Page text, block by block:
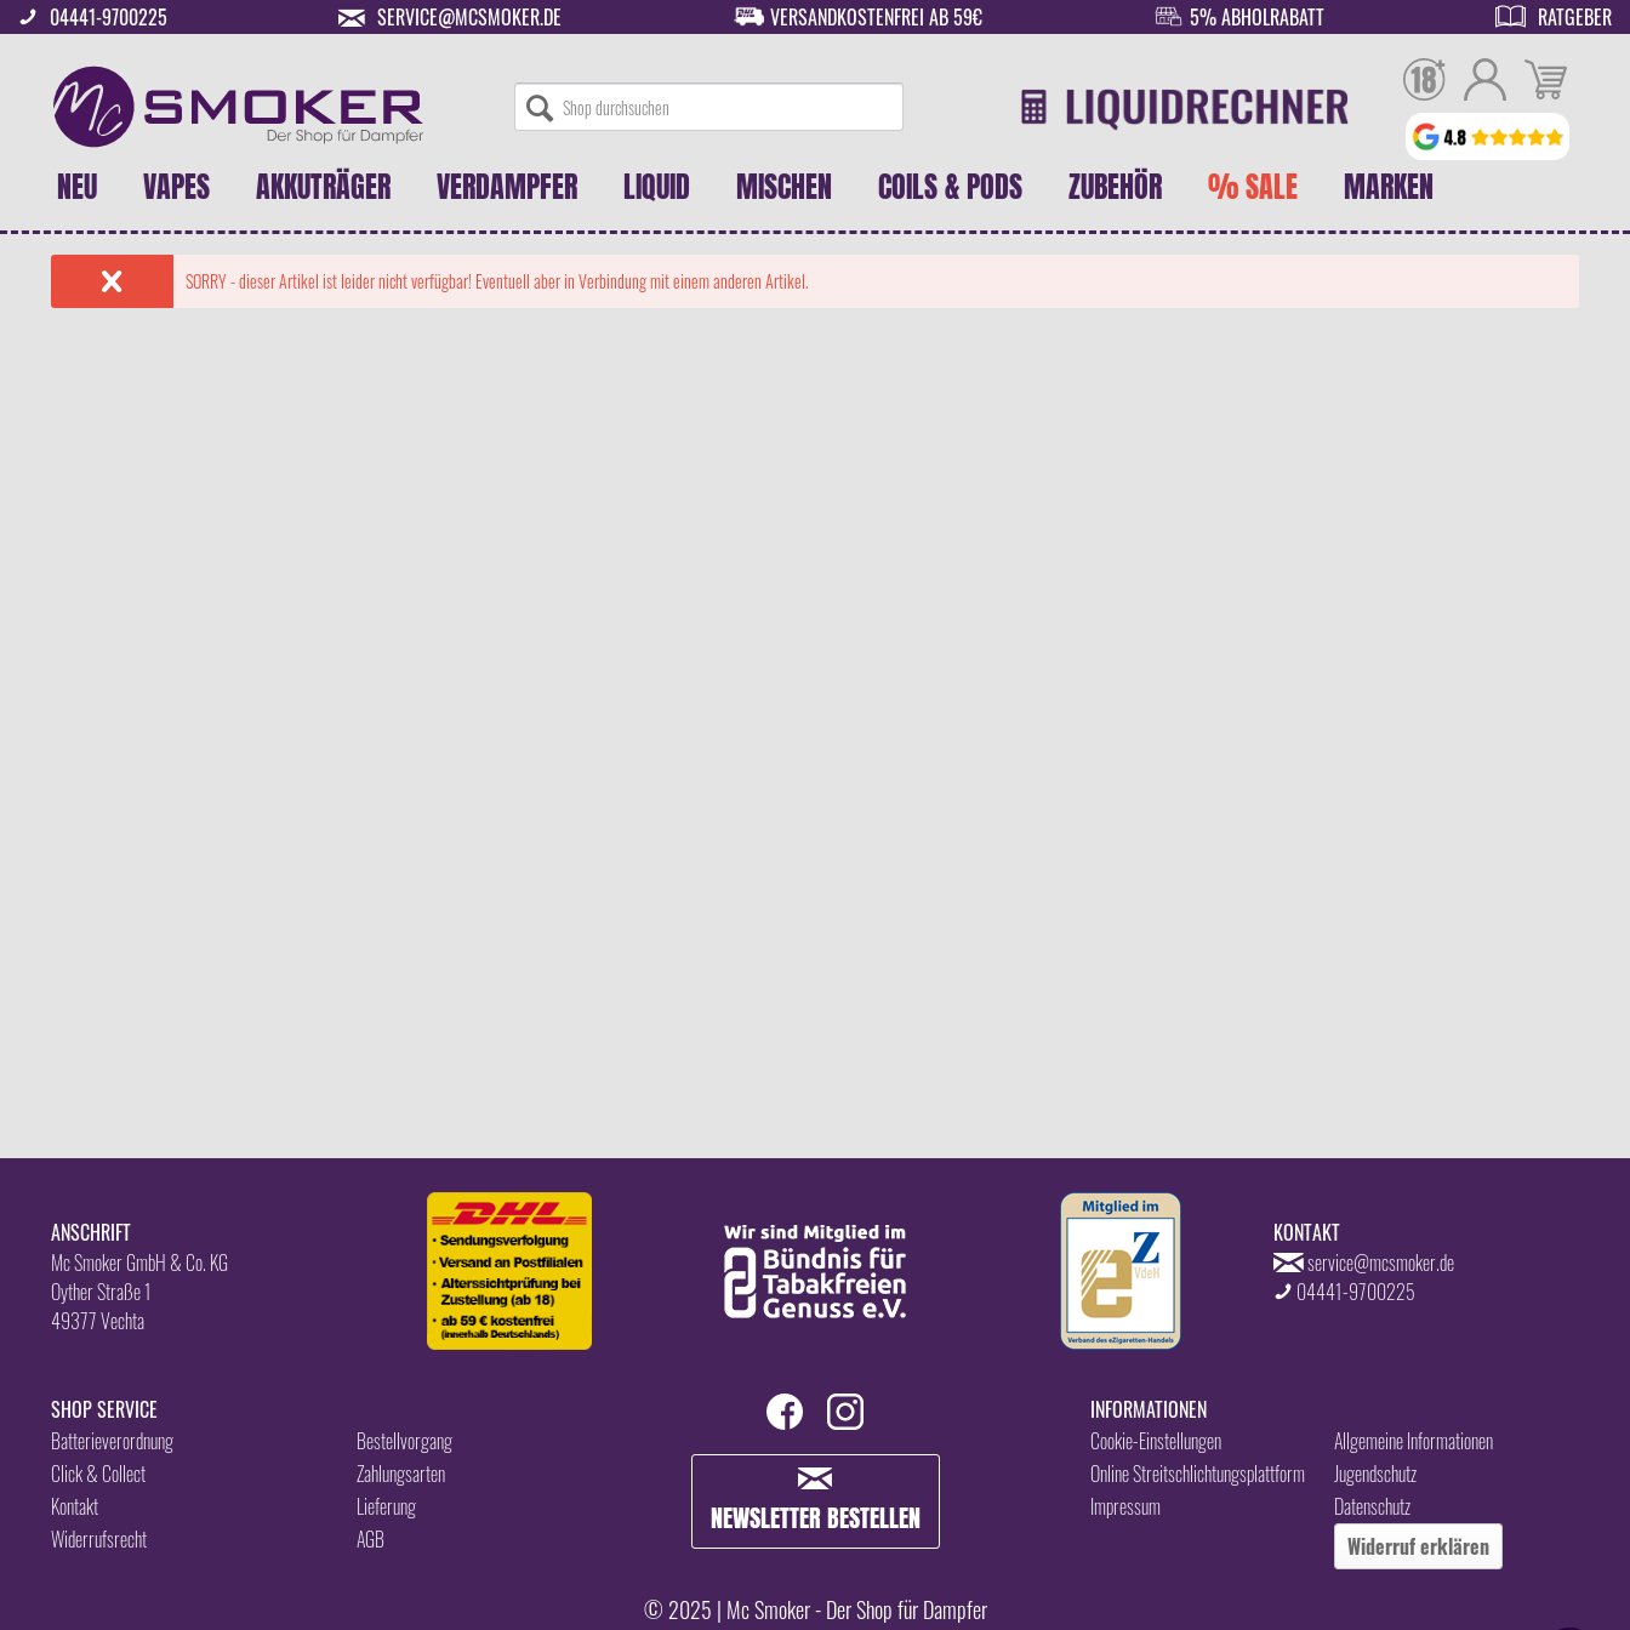
04441-9700225 SERVICE@MCSMOKER.DE VERSANDKOSTENFREI AB 59€ 5% ABHOLRABATT RATGEBER
NEU VAPES AKKUTRÄGER VERDAMPFER LIQUID MISCHEN COILS & PODS ZUBEHÖR % SALE MARKEN
SORRY - dieser Artikel ist leider nicht verfügbar! Eventuell aber in Verbindung mit einem anderen Artikel.
ANSCHRIFT
Mc Smoker GmbH & Co. KG
Oyther Straße 1
49377 Vechta
KONTAKT
service@mcsmoker.de
04441-9700225
SHOP SERVICE
Batterieverordnung
Bestellvorgang
Click & Collect
Zahlungsarten
Kontakt
Lieferung
Widerrufsrecht
AGB
NEWSLETTER BESTELLEN
INFORMATIONEN
Allgemeine Informationen
Cookie-Einstellungen
Jugendschutz
Online Streitschlichtungsplattform
Datenschutz
Impressum
Widerruf erklären
© 2025 | Mc Smoker - Der Shop für Dampfer